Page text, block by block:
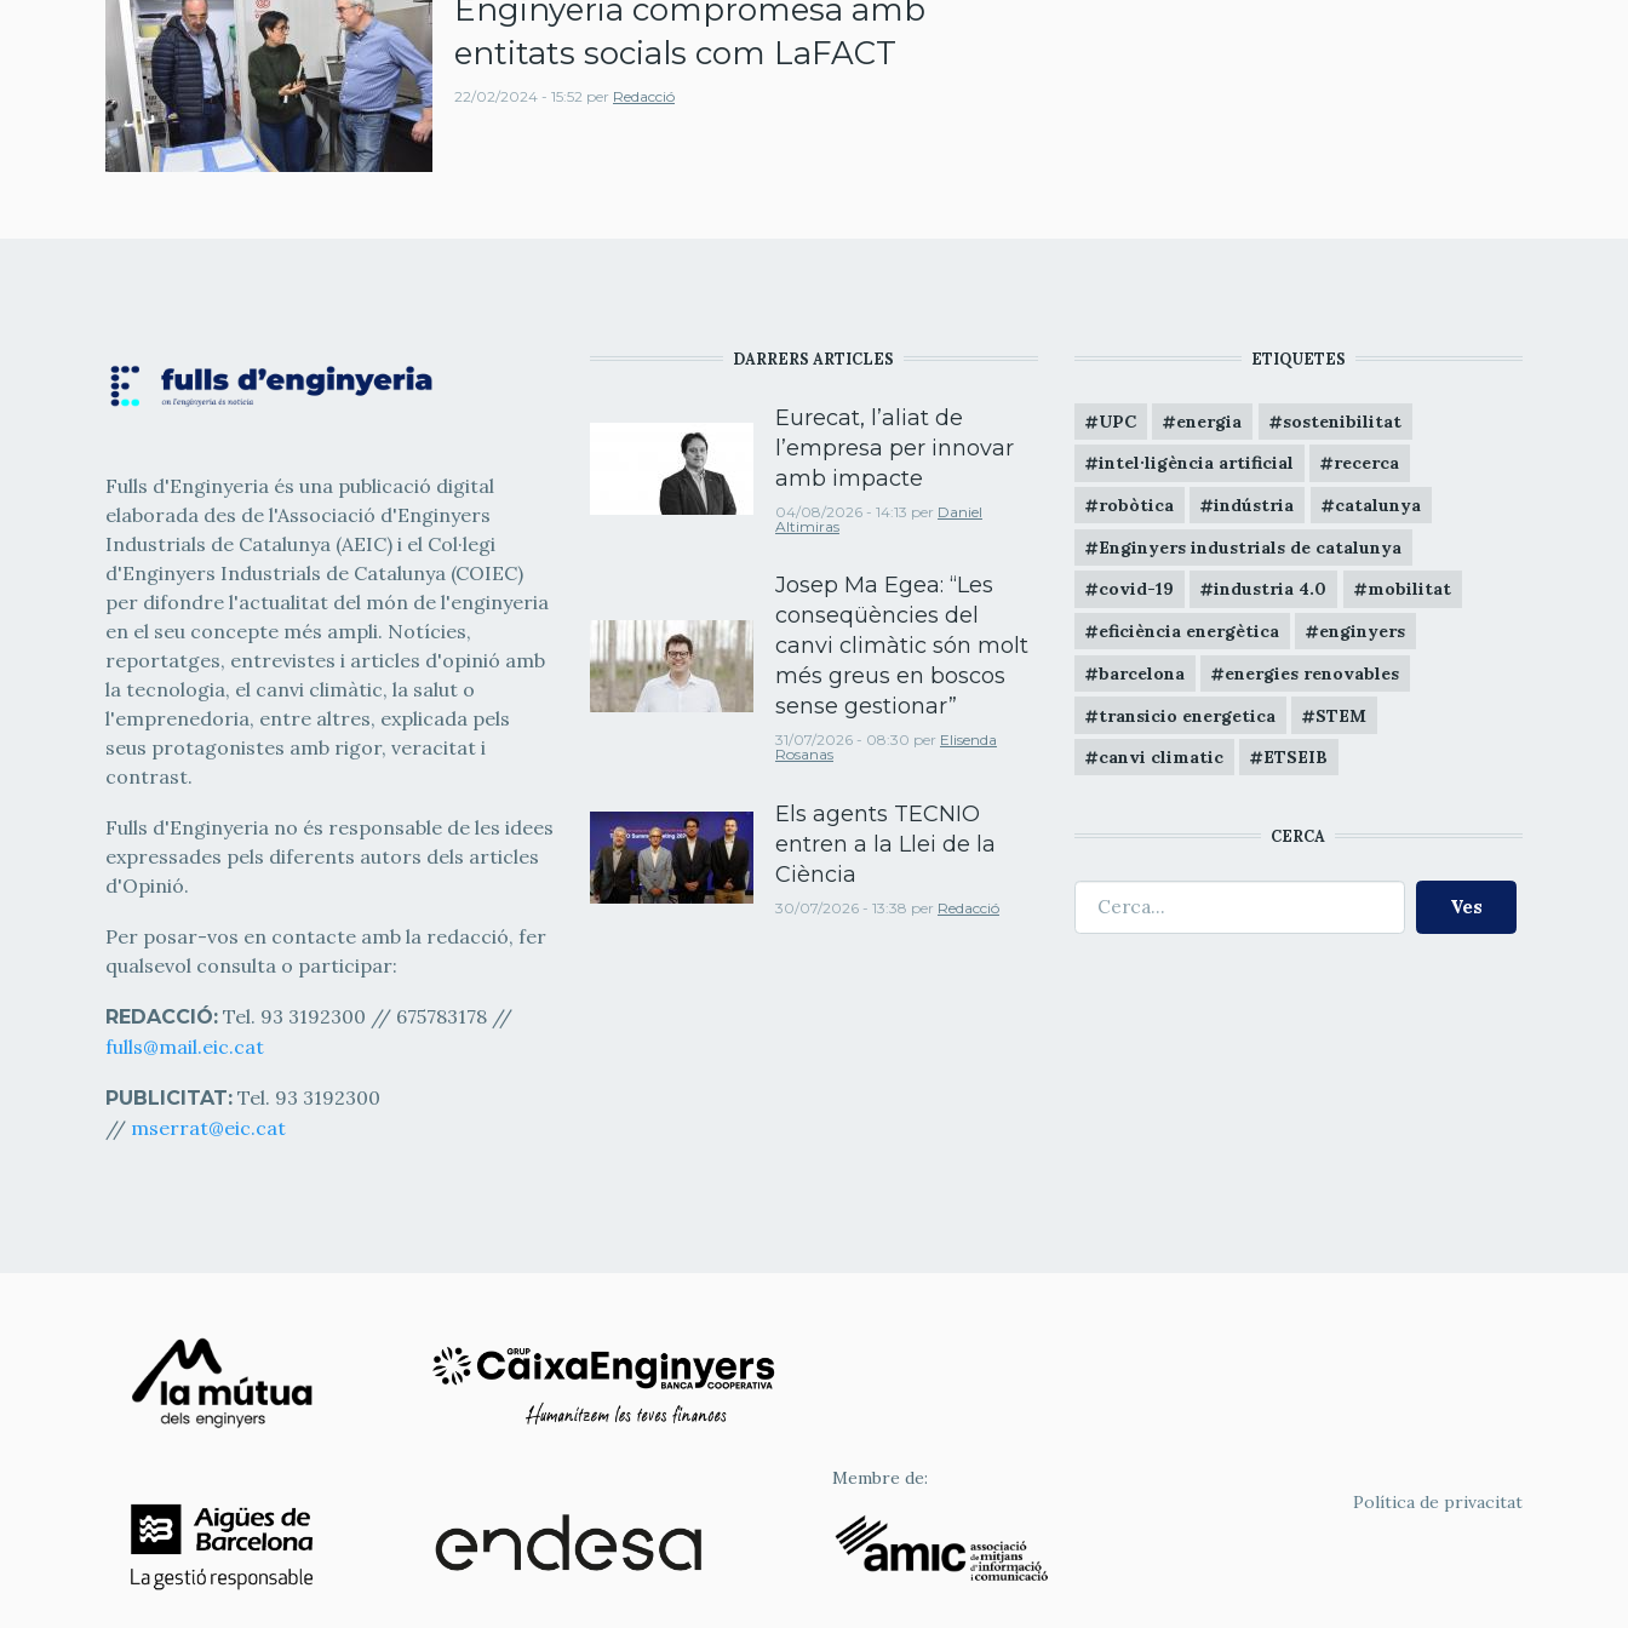
navegació
Enginyeria compromesa amb
entitats socials com LaFACT
22/02/2024 - 15:52 per Redacció
Fulls d'Enginyeria és una publicació digital
elaborada des de l'Associació d'Enginyers
Industrials de Catalunya (AEIC) i el Col·legi
d'Enginyers Industrials de Catalunya (COIEC)
per difondre l'actualitat del món de l'enginyeria
en el seu concepte més ampli. Notícies,
reportatges, entrevistes i articles d'opinió amb
la tecnologia, el canvi climàtic, la salut o
l'emprenedoria, entre altres, explicada pels
seus protagonistes amb rigor, veracitat i
contrast.
Fulls d'Enginyeria no és responsable de les idees
expressades pels diferents autors dels articles
d'Opinió.
Per posar-vos en contacte amb la redacció, fer
qualsevol consulta o participar:
REDACCIÓ: Tel. 93 3192300 // 675783178 //
fulls@mail.eic.cat
PUBLICITAT: Tel. 93 3192300
// mserrat@eic.cat
DARRERS ARTICLES
Eurecat, l’aliat de
l’empresa per innovar
amb impacte
04/08/2026 - 14:13 per Daniel
Altimiras
Josep Ma Egea: “Les
conseqüències del
canvi climàtic són molt
més greus en boscos
sense gestionar”
31/07/2026 - 08:30 per Elisenda
Rosanas
Els agents TECNIO
entren a la Llei de la
Ciència
30/07/2026 - 13:38 per Redacció
ETIQUETES
UPC energia
sostenibilitat
intel·ligència artificial
recerca
robòtica
indústria
catalunya
Enginyers industrials de catalunya
covid-19
industria 4.0
mobilitat
eficiència energètica
enginyers
barcelona
energies renovables
transicio energetica
STEM
canvi climatic
ETSEIB
CERCA
Membre de:
FOOTER
Política de privacitat